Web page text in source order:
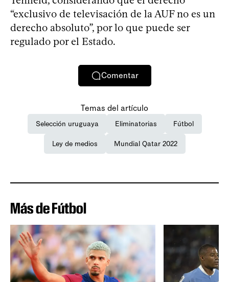
“exclusivo de televisación de la AUF no es un
derecho absoluto”, por lo que puede ser
regulado por el Estado.
Comentar
Temas del artículo
Selección uruguaya Eliminatorias Fútbol
Ley de medios Mundial Qatar 2022
Más de Fútbol